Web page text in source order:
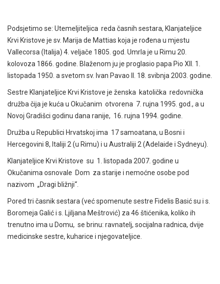
Podsjetimo se: Utemeljiteljica reda časnih sestara, Klanjateljice
Krvi Kristove je sv. Marija de Mattias koja je rođena u mjestu
Vallecorsa (Italija) 4. veljače 1805. god. Umrla je u Rimu 20.
kolovoza 1866. godine. Blaženom ju je proglasio papa Pio XII. 1.
listopada 1950. a svetom sv. Ivan Pavao II. 18. svibnja 2003. godine.
Sestre Klanjateljice Krvi Kristove je ženska katolička redovnička
družba čija je kuća u Okučanim otvorena 7. rujna 1995. god., a u
Novoj Gradišci godinu dana ranije, 16. rujna 1994. godine.
Družba u Republici Hrvatskoj ima 17 samoatana, u Bosni i
Hercegovini 8, Italiji 2 (u Rimu) i u Australiji 2 (Adelaide i Sydneyu).
Klanjateljice Krvi Kristove su 1. listopada 2007. godine u
Okučanima osnovale Dom za starije i nemoćne osobe pod
nazivom „Dragi bližnji“.
Pored tri časnik sestara (već spomenute sestre Fidelis Basić su i s.
Boromeja Galić i s. Ljiljana Meštrović) za 46 štićenika, koliko ih
trenutno ima u Domu, se brinu: ravnatelj, socijalna radnica, dvije
medicinske sestre, kuharice i njegovateljice.